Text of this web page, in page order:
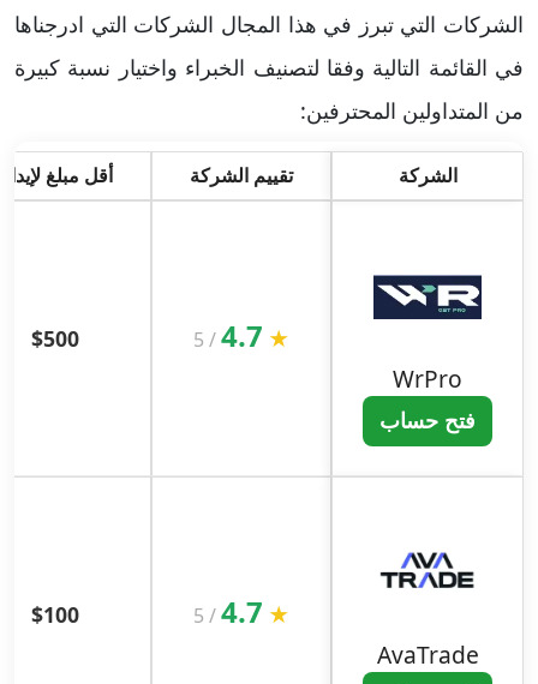
الشركات التي تبرز في هذا المجال الشركات التي ادرجناها
في القائمة التالية وفقا لتصنيف الخبراء واختيار نسبة كبيرة
من المتداولين المحترفين:
الشركة تقييم الشركة أقل مبلغ
WrPro
فتح حساب
★
4.7
/
5
$500
AvaTrade
★
4.7
/
5
$100